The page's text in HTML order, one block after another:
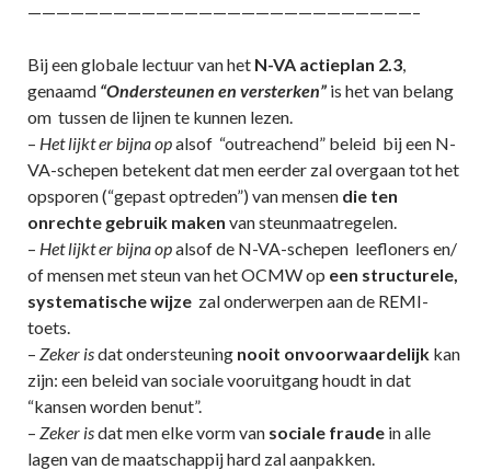
———————————————————————————–
Bij een globale lectuur van het N-VA actieplan 2.3,
genaamd “Ondersteunen en versterken” is het van belang
om tussen de lijnen te kunnen lezen.
– Het lijkt er bijna opalsof “outreachend” beleid bij een N-
VA-schepen betekent dat men eerder zal overgaan tot het
opsporen (“gepast optreden”) van mensen die ten
onrechte gebruik maken van steunmaatregelen.
– Het lijkt er bijna opalsof de N-VA-schepen leefloners en/
of mensen met steun van het OCMW op een structurele,
systematische wijze zal onderwerpen aan de REMI-
toets.
– Zeker isdat ondersteuning nooit onvoorwaardelijk kan
zijn: een beleid van sociale vooruitgang houdt in dat
“kansen worden benut”.
– Zeker isdat men elke vorm van sociale fraude in alle
lagen van de maatschappij hard zal aanpakken.